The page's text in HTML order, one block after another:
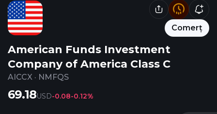
Comerț
American Funds Investment
Company of America Class C
AICCX · NMFQS
69.18USD-0.08-0.12%